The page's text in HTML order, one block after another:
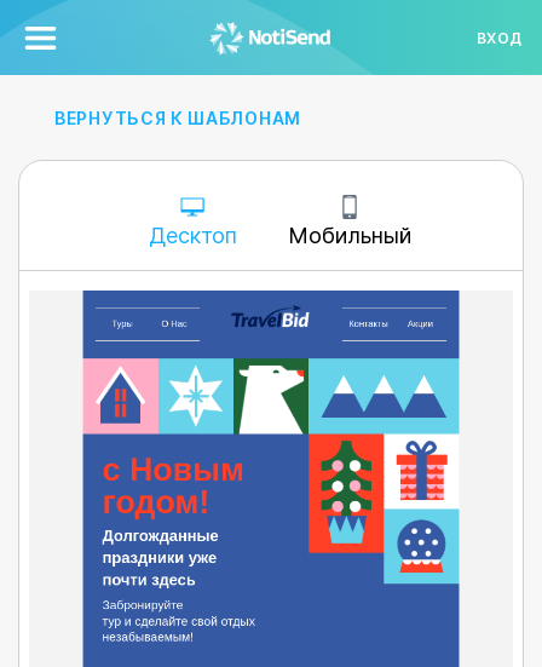
ВХОД
ВЕРНУТЬСЯ К ШАБЛОНАМ
Десктоп Мобильный